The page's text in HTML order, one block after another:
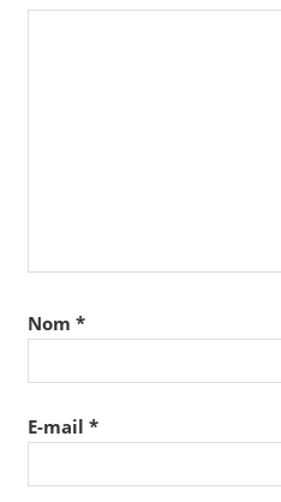
Nom *
E-mail *